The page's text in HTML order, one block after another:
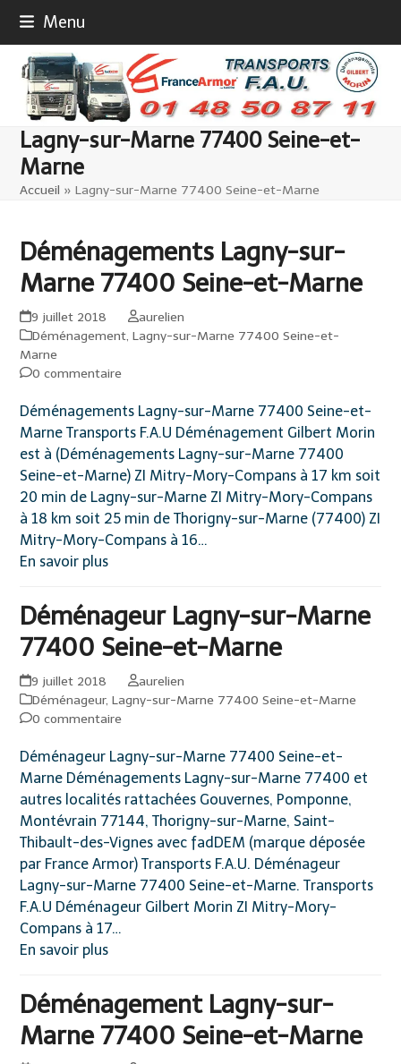
content
Menu
Lagny-sur-Marne 77400 Seine-et-
Marne
Accueil »Lagny-sur-Marne 77400 Seine-et-Marne
Déménagements Lagny-sur-
Marne 77400 Seine-et-Marne
9 juillet 2018
aurelien
Déménagement,Lagny-sur-Marne 77400 Seine-et-
Marne
0 commentaire
Déménagements Lagny-sur-Marne 77400 Seine-et-
Marne Transports F.A.U Déménagement Gilbert Morin
est à (Déménagements Lagny-sur-Marne 77400
Seine-et-Marne) ZI Mitry-Mory-Compans à 17 km soit
20 min de Lagny-sur-Marne ZI Mitry-Mory-Compans
à 18 km soit 25 min de Thorigny-sur-Marne (77400) ZI
Mitry-Mory-Compans à 16…
En savoir plus
Déménageur Lagny-sur-Marne
77400 Seine-et-Marne
9 juillet 2018
aurelien
Déménageur,Lagny-sur-Marne 77400 Seine-et-Marne
0 commentaire
Déménageur Lagny-sur-Marne 77400 Seine-et-
Marne Déménagements Lagny-sur-Marne 77400 et
autres localités rattachées Gouvernes, Pomponne,
Montévrain 77144, Thorigny-sur-Marne, Saint-
Thibault-des-Vignes avec fadDEM (marque déposée
par France Armor) Transports F.A.U. Déménageur
Lagny-sur-Marne 77400 Seine-et-Marne. Transports
F.A.U Déménageur Gilbert Morin ZI Mitry-Mory-
Compans à 17…
En savoir plus
Déménagement Lagny-sur-
Marne 77400 Seine-et-Marne